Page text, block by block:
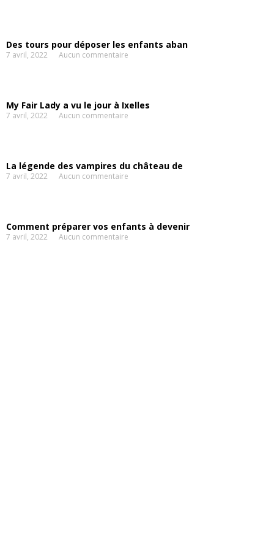
Des tours pour déposer les enfants aban
7 avril, 2022 Aucun commentaire
My Fair Lady a vu le jour à Ixelles
7 avril, 2022 Aucun commentaire
La légende des vampires du château de
7 avril, 2022 Aucun commentaire
Comment préparer vos enfants à devenir
7 avril, 2022 Aucun commentaire